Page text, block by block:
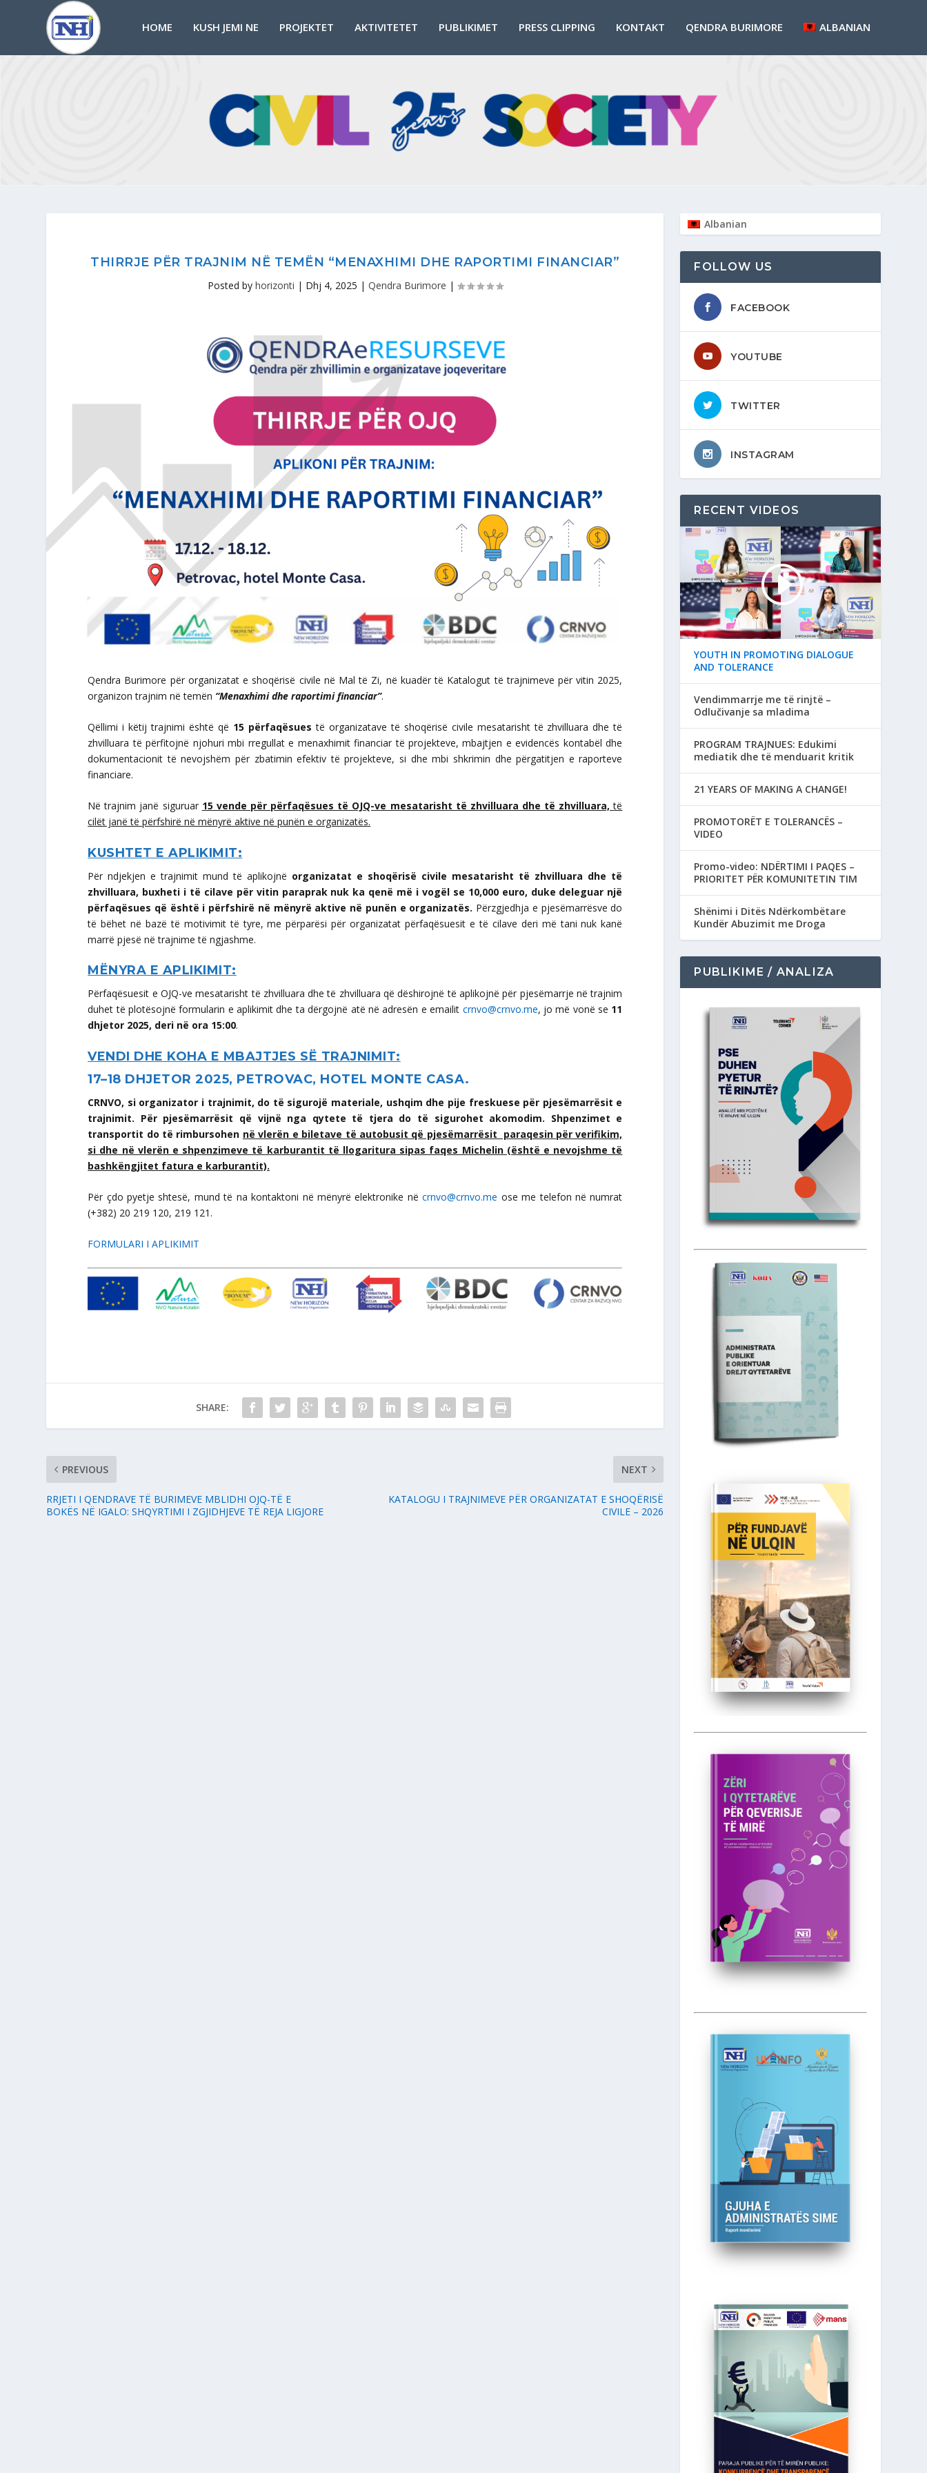
HOME KUSH JEMI NE PROJEKTET AKTIVITETET PUBLIKIMET PRESS CLIPPING KONTAKT QENDRA BURIMORE ALBANIAN
THIRRJE PËR TRAJNIM NË TEMËN “MENAXHIMI DHE RAPORTIMI FINANCIAR”
Posted by horizonti | Dhj 4, 2025 | Qendra Burimore |
Qendra Burimore për organizatat e shoqërisë civile në Mal të Zi, në kuadër të Katalogut të trajnimeve për vitin 2025,
organizon trajnim në temën “Menaxhimi dhe raportimi financiar”.
Qëllimi i këtij trajnimi është që 15 përfaqësuestë organizatave të shoqërisë civile mesatarisht të zhvilluara dhe të
zhvilluara të përfitojnë njohuri mbi rregullat e menaxhimit financiar të projekteve, mbajtjen e evidencës kontabël dhe
dokumentacionit të nevojshëm për zbatimin efektiv të projekteve, si dhe mbi shkrimin dhe përgatitjen e raporteve
financiare.
Në trajnim janë siguruar 15 vende për përfaqësues të OJQ-ve mesatarisht të zhvilluara dhe të zhvilluara,të
cilët janë të përfshirë në mënyrë aktive në punën e organizatës.
KUSHTET E APLIKIMIT:
Për ndjekjen e trajnimit mund të aplikojnë organizatat e shoqërisë civile mesatarisht të zhvilluara dhe të
zhvilluara, buxheti i të cilave për vitin paraprak nuk ka qenë më i vogël se 10,000 euro, duke deleguar një
përfaqësues që është i përfshirë në mënyrë aktive në punën e organizatës. Përzgjedhja e pjesëmarrësve do
të bëhet në bazë të motivimit të tyre, me përparësi për organizatat përfaqësuesit e të cilave deri më tani nuk kanë
marrë pjesë në trajnime të ngjashme.
MËNYRA E APLIKIMIT:
Përfaqësuesit e OJQ-ve mesatarisht të zhvilluara dhe të zhvilluara që dëshirojnë të aplikojnë për pjesëmarrje në trajnim
duhet të plotësojnë formularin e aplikimit dhe ta dërgojnë atë në adresën e emailit crnvo@crnvo.me, jo më vonë se 11
dhjetor 2025, deri në ora 15:00.
VENDI DHE KOHA E MBAJTJES SË TRAJNIMIT:
17–18 DHJETOR 2025, PETROVAC, HOTEL MONTE CASA.
CRNVO, si organizator i trajnimit, do të sigurojë materiale, ushqim dhe pije freskuese për pjesëmarrësit e
trajnimit. Për pjesëmarrësit që vijnë nga qytete të tjera do të sigurohet akomodim. Shpenzimet e
transportit do të rimbursohen në vlerën e biletave të autobusit që pjesëmarrësit paraqesin për verifikim,
si dhe në vlerën e shpenzimeve të karburantit të llogaritura sipas faqes Michelin (është e nevojshme të
bashkëngjitet fatura e karburantit).
Për çdo pyetje shtesë, mund të na kontaktoni në mënyrë elektronike nëcrnvo@crnvo.me ose me telefon në numrat
(+382) 20 219 120, 219 121.
FORMULARI I APLIKIMIT
SHARE:
PREVIOUS
RRJETI I QENDRAVE TË BURIMEVE MBLIDHI OJQ-TË E
BOKËS NË IGALO: SHQYRTIMI I ZGJIDHJEVE TË REJA LIGJORE
NEXT
KATALOGU I TRAJNIMEVE PËR ORGANIZATAT E SHOQËRISË
CIVILE – 2026
Albanian
FOLLOW US
FACEBOOK
YOUTUBE
TWITTER
INSTAGRAM
RECENT VIDEOS
YOUTH IN PROMOTING DIALOGUE
AND TOLERANCE
Vendimmarrje me të rinjtë –
Odlučivanje sa mladima
PROGRAM TRAJNUES: Edukimi
mediatik dhe të menduarit kritik
21 YEARS OF MAKING A CHANGE!
PROMOTORËT E TOLERANCËS –
VIDEO
Promo-video: NDËRTIMI I PAQES –
PRIORITET PËR KOMUNITETIN TIM
Shënimi i Ditës Ndërkombëtare
Kundër Abuzimit me Droga
PUBLIKIME / ANALIZA